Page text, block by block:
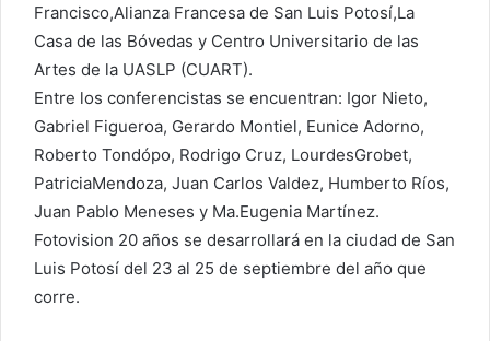
Francisco,Alianza Francesa de San Luis Potosí,La
Casa de las Bóvedas y Centro Universitario de las
Artes de la UASLP (CUART)‬.
Entre los conferencistas se encuentran: Igor Nieto,
Gabriel Figueroa, Gerardo Montiel, Eunice Adorno,
Roberto Tondópo, Rodrigo Cruz, LourdesGrobet,
PatriciaMendoza, Juan Carlos Valdez, Humberto Ríos,
Juan Pablo Meneses y Ma.Eugenia Martínez.
Fotovision 20 años se desarrollará en la ciudad de San
Luis Potosí del 23 al 25 de septiembre del año que
corre.